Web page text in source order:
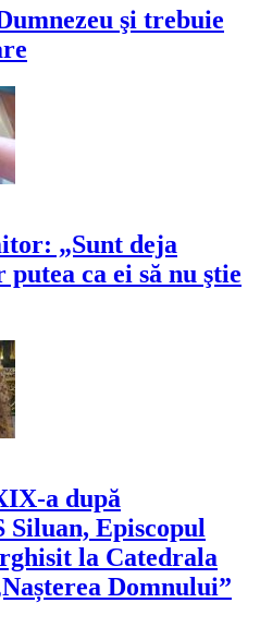
şi trebuie
„Sunt deja
ca ei să nu ştie
a după
Siluan, Episcopul
la Catedrala
Domnului”